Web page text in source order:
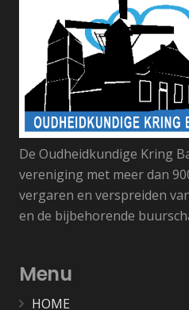
De Oudheidkundige Kring
vereniging met meer dan
vergaren en verspreiden
en de bijbehorende
Menu
HOME